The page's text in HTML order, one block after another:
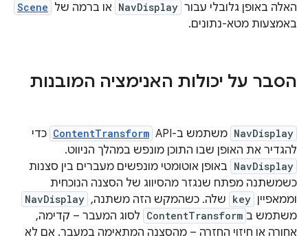
האלה באופן גלובלי עבור NavDisplay או ברמה של Scene
באמצעות מטא-נתונים.
הסבר על יכולות האנימציה המובנות
NavDisplay משתמש ב-API‏ ContentTransform כדי
להגדיר את האופן שבו התוכן מונפש במהלך הניווט.
NavDisplay באופן אוטומטי מונפשים מעברים בין סצנות
כשמשתנה מפתח שנגזר מהסיווג של הסצנה הנוכחית
וממאפיין key שלה. כשהמקש הזה משתנה, NavDisplay
משתמש ב ContentTransform לסוג המעבר – קדימה,
אחורה או חיזוי החזרה – מהסצנה המתאימה במעבר. אם לא